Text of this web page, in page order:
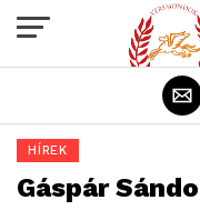
HÍREK
Gáspár